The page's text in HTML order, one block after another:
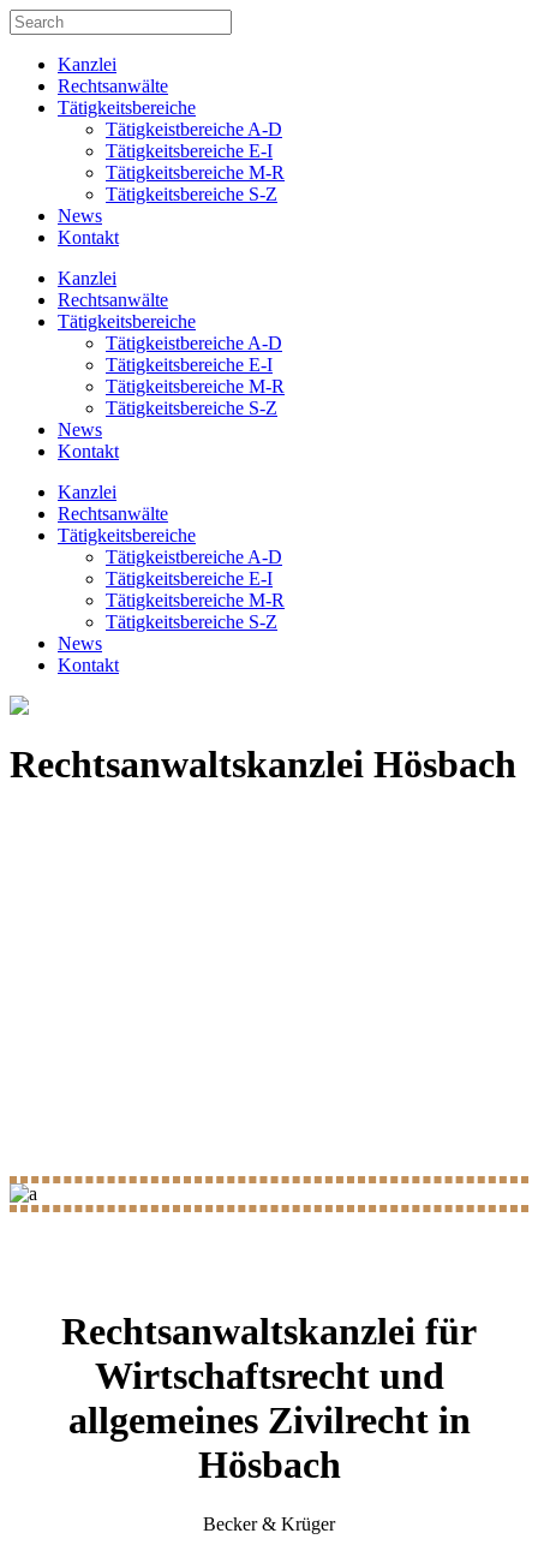
Kanzlei
Rechtsanwälte
Tätigkeitsbereiche
Tätigkeistbereiche A-D
Tätigkeitsbereiche E-I
Tätigkeitsbereiche M-R
Tätigkeitsbereiche S-Z
News
Kontakt
Kanzlei
Rechtsanwälte
Tätigkeitsbereiche
Tätigkeistbereiche A-D
Tätigkeitsbereiche E-I
Tätigkeitsbereiche M-R
Tätigkeitsbereiche S-Z
News
Kontakt
Kanzlei
Rechtsanwälte
Tätigkeitsbereiche
Tätigkeistbereiche A-D
Tätigkeitsbereiche E-I
Tätigkeitsbereiche M-R
Tätigkeitsbereiche S-Z
News
Kontakt
Rechtsanwaltskanzlei Hösbach
Rechtsanwaltskanzlei für
Wirtschaftsrecht und
allgemeines Zivilrecht in
Hösbach
Becker & Krüger